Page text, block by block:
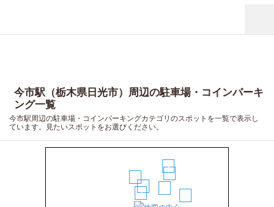
今市駅（栃木県日光市）周辺の駐車場・コインパーキ
ング一覧
今市駅周辺の駐車場・コインパーキングカテゴリのスポットを一覧で表示し
ています。見たいスポットをお選びください。
1
2
3
4
6